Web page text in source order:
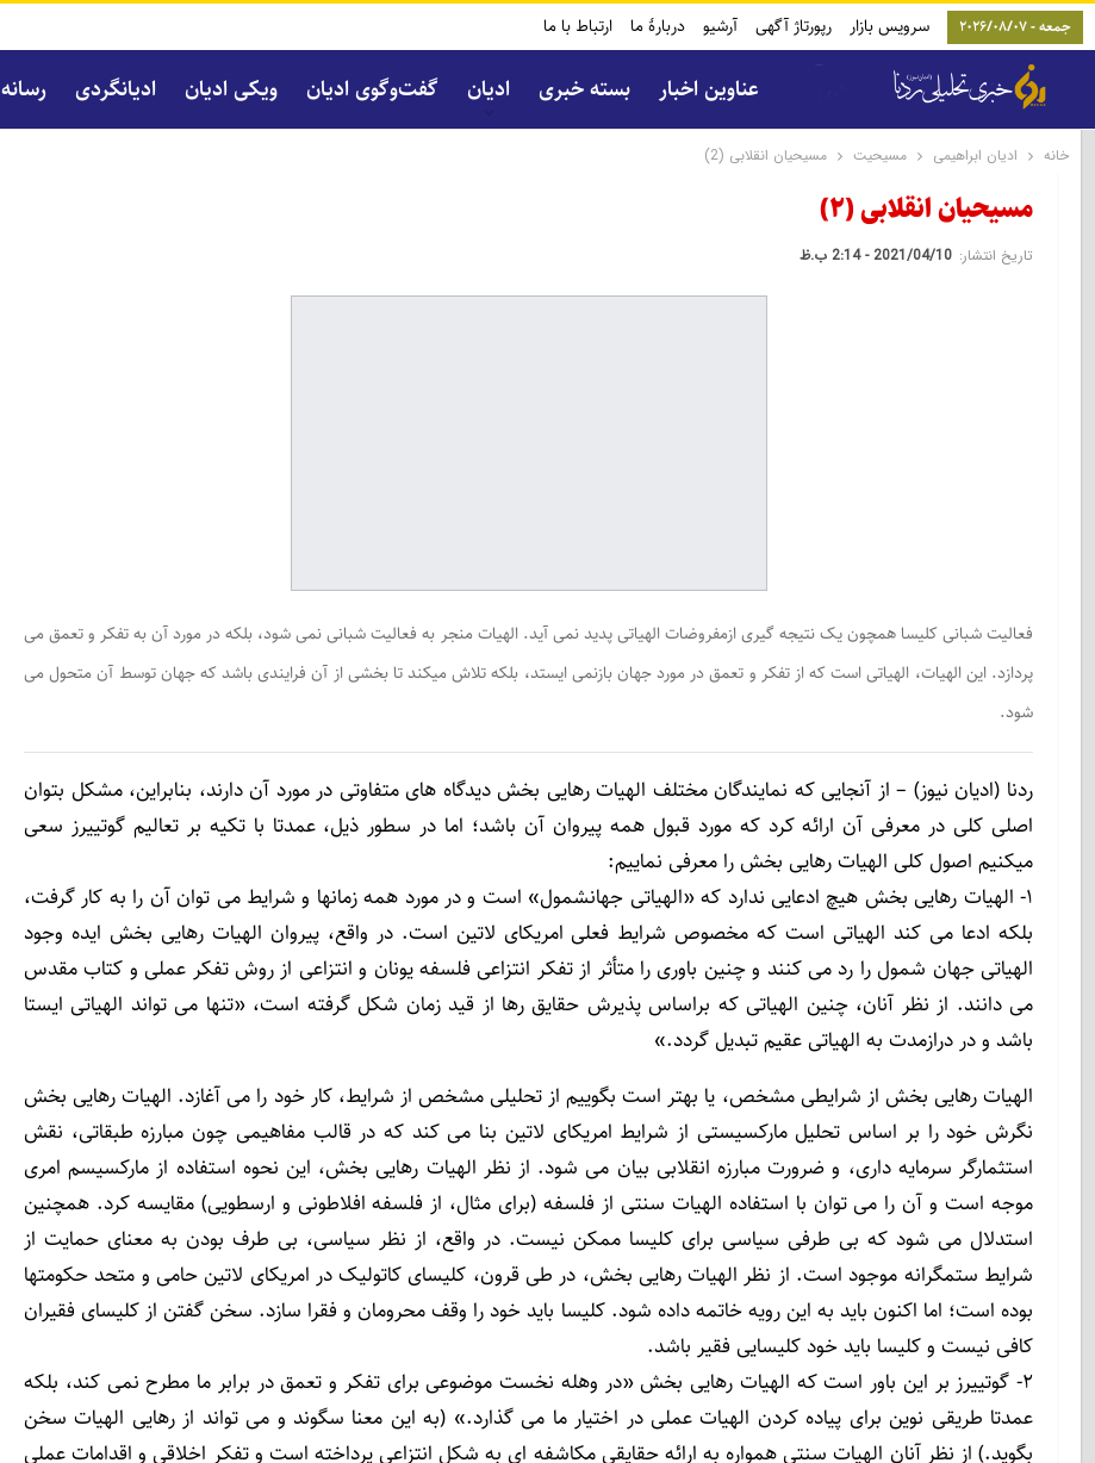
جمعه - 2026/08/07 سرویس بازار رپورتاژ آگهی آرشیو دربارۀ ما ارتباط با ما
عناوین اخبار بسته خبری ادیان گفت‌و‌گوی ادیان ویکی ادیان ادیانگردی رسانه
خانه ادیان ابراهیمی مسیحیت مسیحیان انقلابی (2)
مسیحیان انقلابی (2)
تاریخ انتشار: 2021/04/10 - 2:14 ب.ظ
فعالیت شبانی کلیسا همچون یک نتیجه گیری ازمفروضات الهیاتی پدید نمی آید. الهیات منجر به فعالیت شبانی نمی شود، بلکه در مورد آن به تفکر و تعمق می
پردازد. این الهیات، الهیاتی است که از تفکر و تعمق در مورد جهان بازنمی ایستد، بلکه تلاش میکند تا بخشی از آن فرایندی باشد که جهان توسط آن متحول می
شود.
ردنا (ادیان نیوز) – از آنجایی که نمایندگان مختلف الهیات رهایی بخش دیدگاه های متفاوتی در مورد آن دارند، بنابراین، مشکل بتوان
اصلی کلی در معرفی آن ارائه کرد که مورد قبول همه پیروان آن باشد؛ اما در سطور ذیل، عمدتا با تکیه بر تعالیم گوتییرز سعی
میکنیم اصول کلی الهیات رهایی بخش را معرفی نماییم:
١- الهیات رهایی بخش هیچ ادعایی ندارد که «الهیاتی جهانشمول» است و در مورد همه زمانها و شرایط می توان آن را به کار گرفت،
بلکه ادعا می کند الهیاتی است که مخصوص شرایط فعلی امریکای لاتین است. در واقع، پیروان الهیات رهایی بخش ایده وجود
الهیاتی جهان شمول را رد می کنند و چنین باوری را متأثر از تفکر انتزاعی فلسفه یونان و انتزاعی از روش تفکر عملی و کتاب مقدس
می دانند. از نظر آنان، چنین الهیاتی که براساس پذیرش حقایق رها از قید زمان شکل گرفته است، «تنها می تواند الهیاتی ایستا
باشد و در درازمدت به الهیاتی عقیم تبدیل گردد.»
الهیات رهایی بخش از شرایطی مشخص، یا بهتر است بگوییم از تحلیلی مشخص از شرایط، کار خود را می آغازد. الهیات رهایی بخش
نگرش خود را بر اساس تحلیل مارکسیستی از شرایط امریکای لاتین بنا می کند که در قالب مفاهیمی چون مبارزه طبقاتی، نقش
استثمارگر سرمایه داری، و ضرورت مبارزه انقلابی بیان می شود. از نظر الهیات رهایی بخش، این نحوه استفاده از مارکسیسم امری
موجه است و آن را می توان با استفاده الهیات سنتی از فلسفه (برای مثال، از فلسفه افلاطونی و ارسطویی) مقایسه کرد. همچنین
استدلال می شود که بی طرفی سیاسی برای کلیسا ممکن نیست. در واقع، از نظر سیاسی، بی طرف بودن به معنای حمایت از
شرایط ستمگرانه موجود است. از نظر الهیات رهایی بخش، در طی قرون، کلیسای کاتولیک در امریکای لاتین حامی و متحد حکومتها
بوده است؛ اما اکنون باید به این رویه خاتمه داده شود. کلیسا باید خود را وقف محرومان و فقرا سازد. سخن گفتن از کلیسای فقیران
کافی نیست و کلیسا باید خود کلیسایی فقیر باشد.
۲- گوتییرز بر این باور است که الهیات رهایی بخش «در وهله نخست موضوعی برای تفکر و تعمق در برابر ما مطرح نمی کند، بلکه
عمدتا طریقی نوین برای پیاده کردن الهیات عملی در اختیار ما می گذارد.» (به این معنا سگوند و می تواند از رهایی الهیات سخن
بگوید.) از نظر آنان الهیات سنتی همواره به ارائه حقایقی مکاشفه ای به شکل انتزاعی پرداخته است و تفکر اخلاقی و اقدامات عملی